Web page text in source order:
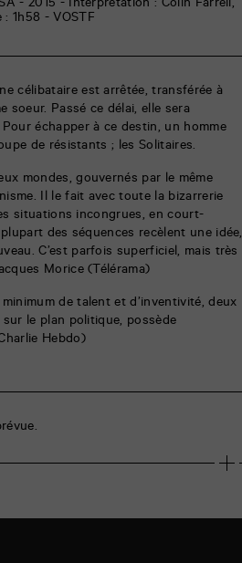
- 2015 - Interprétation : Colin Farrell,
1h58 - VOSTF
célibataire est arrêtée, transférée à
soeur. Passé ce délai, elle sera
échapper à ce destin, un homme
de résistants ; les Solitaires.
mondes, gouvernés par le même
Il le fait avec toute la bizarrerie
situations incongrues, en court-
des séquences recèlent une idée,
C’est parfois superficiel, mais très
Morice (Télérama)
de talent et d’inventivité, deux
le plan politique, possède
Hebdo)